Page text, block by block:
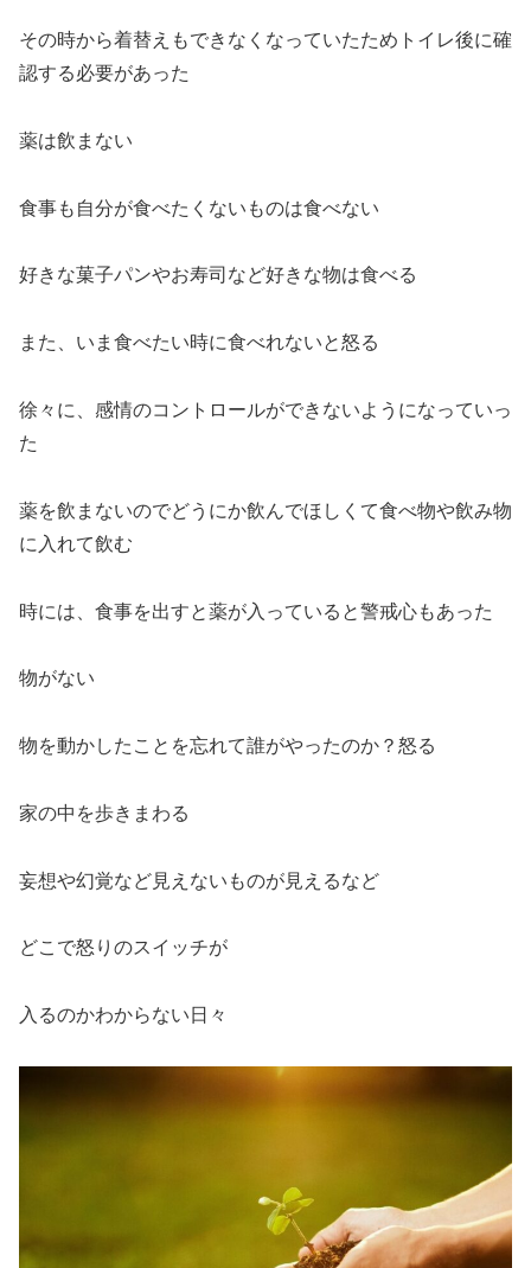
その時から着替えもできなくなっていたためトイレ後に確
認する必要があった
薬は飲まない
食事も自分が食べたくないものは食べない
好きな菓子パンやお寿司など好きな物は食べる
また、いま食べたい時に食べれないと怒る
徐々に、感情のコントロールができないようになっていっ
た
薬を飲まないのでどうにか飲んでほしくて食べ物や飲み物
に入れて飲む
時には、食事を出すと薬が入っていると警戒心もあった
物がない
物を動かしたことを忘れて誰がやったのか？怒る
家の中を歩きまわる
妄想や幻覚など見えないものが見えるなど
どこで怒りのスイッチが
入るのかわからない日々